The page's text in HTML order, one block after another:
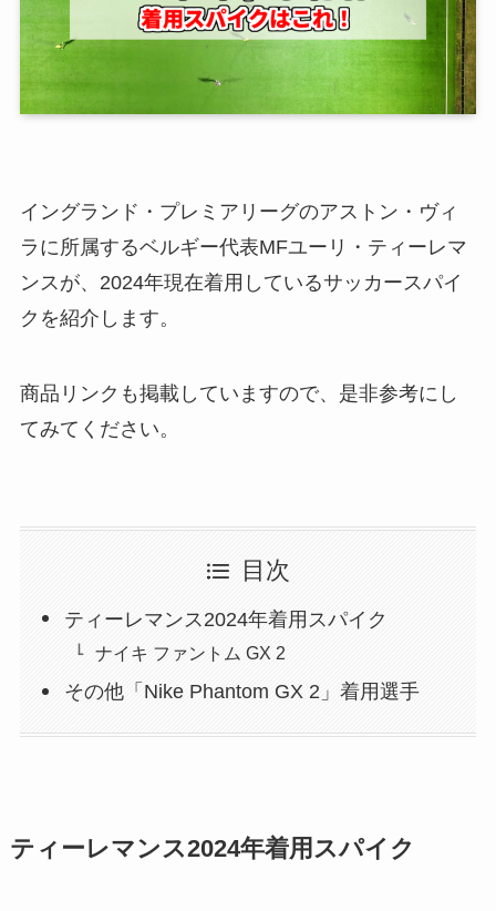
イングランド・プレミアリーグのアストン・ヴィ
ラに所属するベルギー代表MFユーリ・ティーレマ
ンスが、2024年現在着用しているサッカースパイ
クを紹介します。
商品リンクも掲載していますので、是非参考にし
てみてください。
目次
ティーレマンス2024年着用スパイク
ナイキ ファントム GX 2
その他「Nike Phantom GX 2」着用選手
ティーレマンス2024年着用スパイク